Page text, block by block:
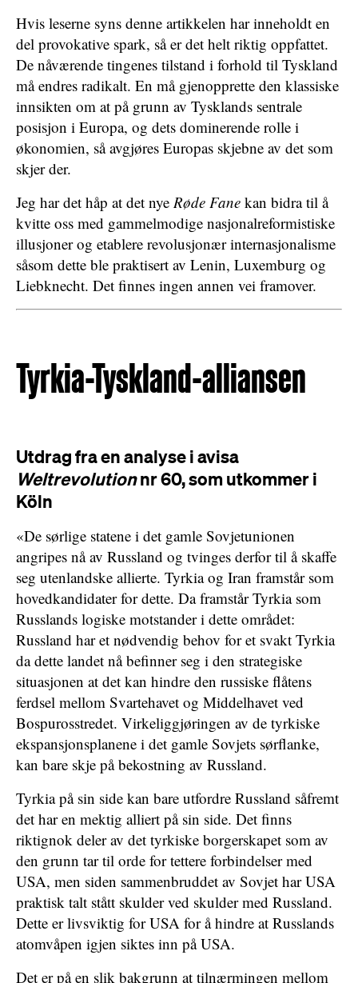
Hvis leserne syns denne artikkelen har inneholdt en
del provokative spark, så er det helt riktig oppfattet.
De nåværende tingenes tilstand i forhold til Tyskland
må endres radikalt. En må gjenopprette den klassiske
innsikten om at på grunn av Tysklands sentrale
posisjon i Europa, og dets dominerende rolle i
økonomien, så avgjøres Europas skjebne av det som
skjer der.
Jeg har det håp at det nye Røde Fane kan bidra til å
kvitte oss med gammelmodige nasjonalreformistiske
illusjoner og etablere revolusjonær internasjonalisme
såsom dette ble praktisert av Lenin, Luxemburg og
Liebknecht. Det finnes ingen annen vei framover.
Tyrkia-Tyskland-alliansen
Utdrag fra en analyse i avisa
Weltrevolutionnr 60, som utkommer i
Köln
«De sørlige statene i det gamle Sovjetunionen
angripes nå av Russland og tvinges derfor til å skaffe
seg utenlandske allierte. Tyrkia og Iran framstår som
hovedkandidater for dette. Da framstår Tyrkia som
Russlands logiske motstander i dette området:
Russland har et nødvendig behov for et svakt Tyrkia
da dette landet nå befinner seg i den strategiske
situasjonen at det kan hindre den russiske flåtens
ferdsel mellom Svartehavet og Middelhavet ved
Bospurosstredet. Virkeliggjøringen av de tyrkiske
ekspansjonsplanene i det gamle Sovjets sørflanke,
kan bare skje på bekostning av Russland.
Tyrkia på sin side kan bare utfordre Russland såfremt
det har en mektig alliert på sin side. Det finns
riktignok deler av det tyrkiske borgerskapet som av
den grunn tar til orde for tettere forbindelser med
USA, men siden sammenbruddet av Sovjet har USA
praktisk talt stått skulder ved skulder med Russland.
Dette er livsviktig for USA for å hindre at Russlands
atomvåpen igjen siktes inn på USA.
Det er på en slik bakgrunn at tilnærmingen mellom